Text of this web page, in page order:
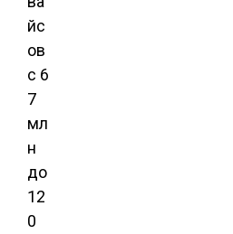
йс
ов
с 6
7
мл
н
до
12
0